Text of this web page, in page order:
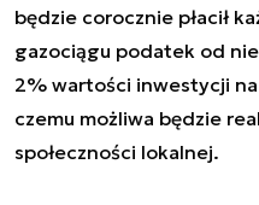
będzie corocznie płacił
gazociągu podatek od
2% wartości inwestycji
czemu możliwa będzie
społeczności lokalnej.